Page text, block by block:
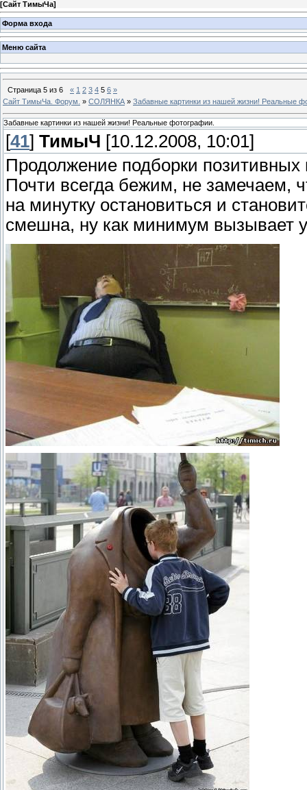
[Сайт ТимыЧа]
Форма входа
Меню сайта
Страница 5 из 6 « 1 2 3 4 5 6 »
Сайт ТимыЧа. Форум. » СОЛЯНКА » Забавные картинки из нашей жизни! Реальные
Забавные картинки из нашей жизни! Реальные фотографии.
[41] ТимыЧ [10.12.2008, 10:01]
Продолжение подборки
Почти всегда бежим, не замечаем,
на минутку остановиться и
смешна, ну как минимум вызывает